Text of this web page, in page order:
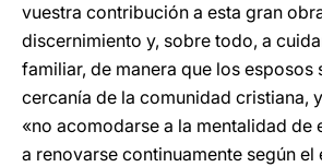
vuestra contribución a esta gran
discernimiento y, sobre todo, a
familiar, de manera que los esposos
cercanía de la comunidad cristiana,
«no acomodarse a la mentalidad de
a renovarse continuamente según el